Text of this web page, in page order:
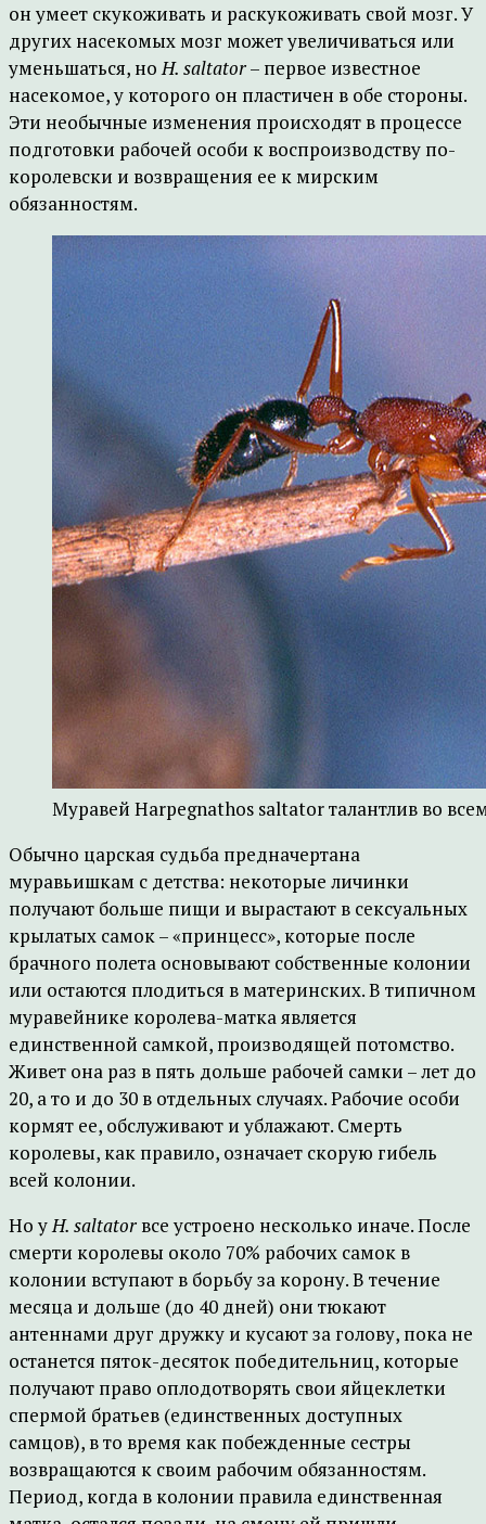
он умеет скукоживать и раскукоживать свой мозг. У
других насекомых мозг может увеличиваться или
уменьшаться, ноH. saltator– первое известное
насекомое, у которого он пластичен в обе стороны.
Эти необычные изменения происходят в процессе
подготовки рабочей особи к воспроизводству по-
королевски и возвращения ее к мирским
обязанностям.
Муравей Harpegnathos saltator талантлив во
Обычно царская судьба предначертана
муравьишкам с детства: некоторые личинки
получают больше пищи и вырастают в сексуальных
крылатых самок – «принцесс», которые после
брачного полета основывают собственные колонии
или остаются плодиться в материнских. В типичном
муравейнике королева-матка является
единственной самкой, производящей потомство.
Живет она раз в пять дольше рабочей самки – лет до
20, а то и до 30 в отдельных случаях. Рабочие особи
кормят ее, обслуживают и ублажают. Смерть
королевы, как правило, означает скорую гибель
всей колонии.
Но уH. saltator все устроено несколько иначе. После
смерти королевы около 70% рабочих самок в
колонии вступают в борьбу за корону. В течение
месяца и дольше (до 40 дней) они тюкают
антеннами друг дружку и кусают за голову, пока не
останется пяток-десяток победительниц, которые
получают право оплодотворять свои яйцеклетки
спермой братьев (единственных доступных
самцов), в то время как побежденные сестры
возвращаются к своим рабочим обязанностям.
Период, когда в колонии правила единственная